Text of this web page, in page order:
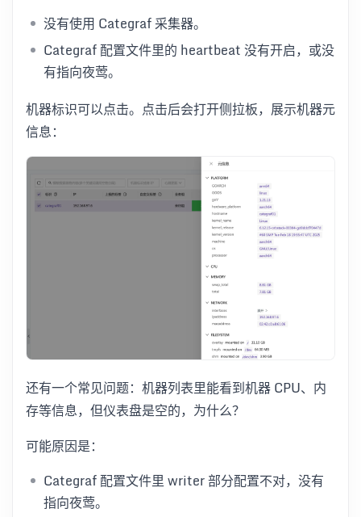
没有使用 Categraf 采集器。
Categraf 配置文件里的 heartbeat 没有开启，或没
有指向夜莺。
机器标识可以点击。点击后会打开侧拉板，展示机器元
信息：
还有一个常见问题：机器列表里能看到机器 CPU、内
存等信息，但仪表盘是空的，为什么？
可能原因是：
Categraf 配置文件里 writer 部分配置不对，没有
指向夜莺。